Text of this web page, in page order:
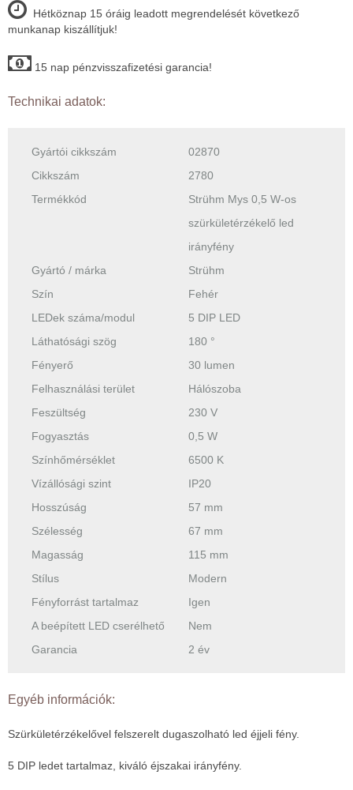
Hétköznap 15 óráig leadott megrendelését következő
munkanap kiszállítjuk!
15 nap pénzvisszafizetési garancia!
Technikai adatok:
Gyártói cikkszám
02870
Cikkszám
2780
Termékkód
Strühm Mys 0,5 W-os
szürkületérzékelő led
irányfény
Gyártó / márka
Strühm
Szín
Fehér
LEDek száma/modul
5 DIP LED
Láthatósági szög
180 °
Fényerő
30 lumen
Felhasználási terület
Hálószoba
Feszültség
230 V
Fogyasztás
0,5 W
Színhőmérséklet
6500 K
Vízállósági szint
IP20
Hosszúság
57 mm
Szélesség
67 mm
Magasság
115 mm
Stílus
Modern
Fényforrást tartalmaz
Igen
A beépített LED cserélhető
Nem
Garancia
2 év
Egyéb információk:
Szürkületérzékelővel felszerelt dugaszolható led éjjeli fény.
5 DIP ledet tartalmaz, kiváló éjszakai irányfény.